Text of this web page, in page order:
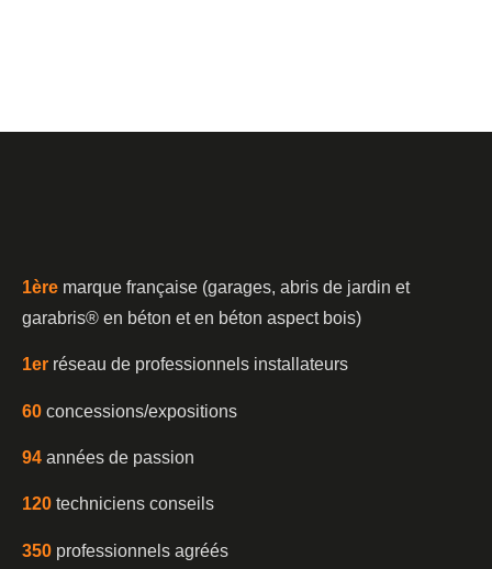
1ère marque française (garages, abris de jardin et
garabris®️ en béton et en béton aspect bois)
1er réseau de professionnels installateurs
60 concessions/expositions
94 années de passion
120 techniciens conseils
350 professionnels agréés